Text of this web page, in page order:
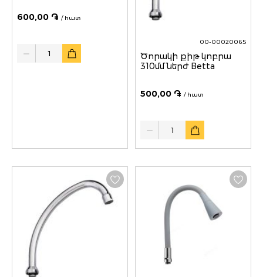
600,00 ֏ / հատ
00-00020065
Ծորակի քիթ կոբրա
310մմ ներժ Betta
500,00 ֏ / հատ